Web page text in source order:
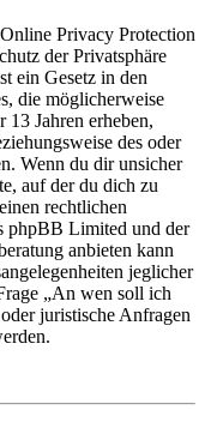
Privacy Protection
der Privatsphäre
ein Gesetz in den
die möglicherweise
Jahren erheben,
des oder
Wenn du dir unsicher
auf der du dich zu
rechtlichen
phpBB Limited und der
anbieten kann
jeglicher
„An wen soll ich
juristische Anfragen